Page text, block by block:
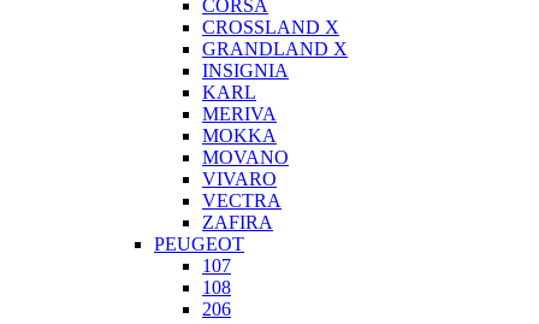
CORSA
CROSSLAND X
GRANDLAND X
INSIGNIA
KARL
MERIVA
MOKKA
MOVANO
VIVARO
VECTRA
ZAFIRA
PEUGEOT
107
108
206